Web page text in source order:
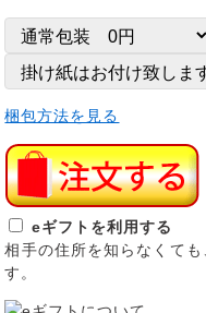
梱包方法を見る
eギフトを利用する
相手の住所を知らなくて
す。